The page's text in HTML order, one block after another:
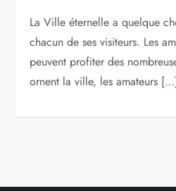
La Ville éternelle a quelque
chacun de ses visiteurs. Les
peuvent profiter des
ornent la ville, les amateurs